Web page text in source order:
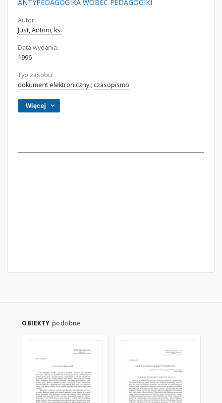
ANTYPEDAGOGIKA WOBEC PEDAGOGIKI
Autor:
Just, Antoni, ks.
Data wydania:
1996
Typ zasobu:
dokument elektroniczny; czasopismo
Więcej
OBIEKTY podobne